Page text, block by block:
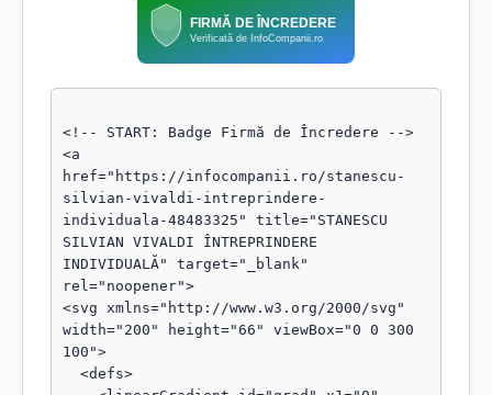
FIRMĂ DE ÎNCREDERE
Verificată de InfoCompanii.ro
<!-- START: Badge Firmă de Încredere -->
<a
href="https://infocompanii.ro/stanescu-
silvian-vivaldi-intreprindere-
individuala-48483325" title="STANESCU
SILVIAN VIVALDI ÎNTREPRINDERE
INDIVIDUALĂ" target="_blank"
rel="noopener">
<svg xmlns="http://www.w3.org/2000/svg"
width="200" height="66" viewBox="0 0 300
100">